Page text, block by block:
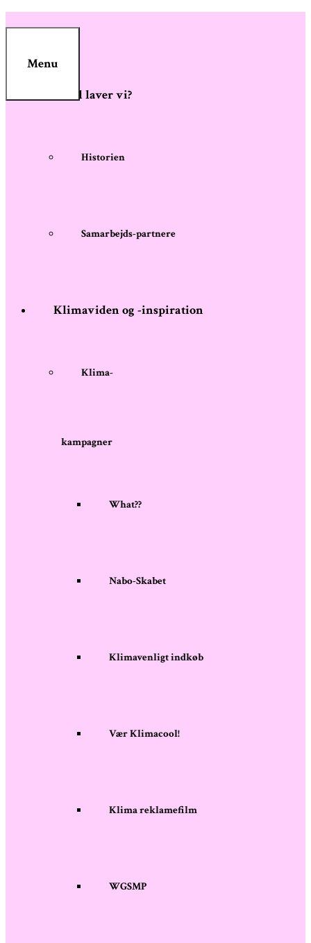
content
Menu
Hvad laver vi?
Historien
Samarbejds-partnere
Klimaviden og -inspiration
Klima-
kampagner
What??
Nabo-Skabet
Klimavenligt indkøb
Vær Klimacool!
Klima reklamefilm
WGSMP